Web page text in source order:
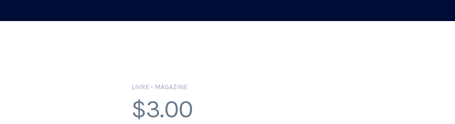
LIVRE - MAGAZINE
$3.00